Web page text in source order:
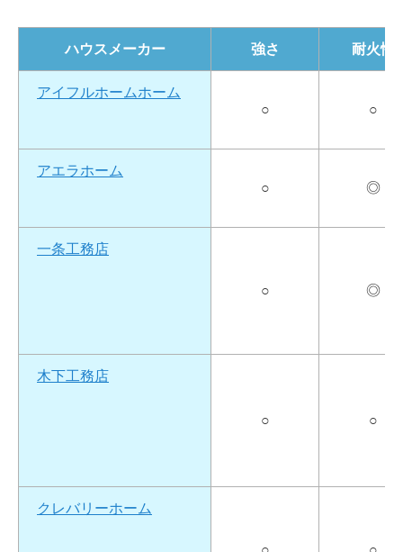
ハウスメーカー 強さ 耐火性
アイフルホームホーム
○
○
アエラホーム
○
◎
一条工務店
○ ◎
木下工務店
○ ○
クレバリーホーム